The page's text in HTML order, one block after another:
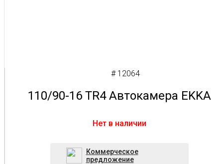
# 12064
110/90-16 TR4 Автокамера EKKA
Нет в наличии
Коммерческое
предложение